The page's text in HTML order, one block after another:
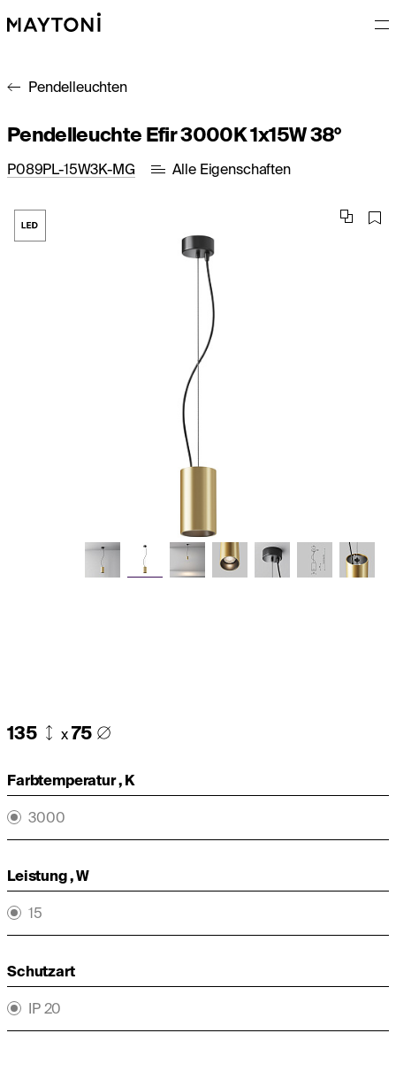
Pendelleuchten
Pendelleuchte Efir 3000K 1x15W 38°
P089PL-15W3K-MG Alle Eigenschaften
135 x 75
Farbtemperatur , K
3000
Leistung , W
15
Schutzart
IP 20